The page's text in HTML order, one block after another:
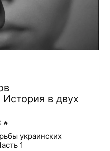
в двух
🔥
украинских
1